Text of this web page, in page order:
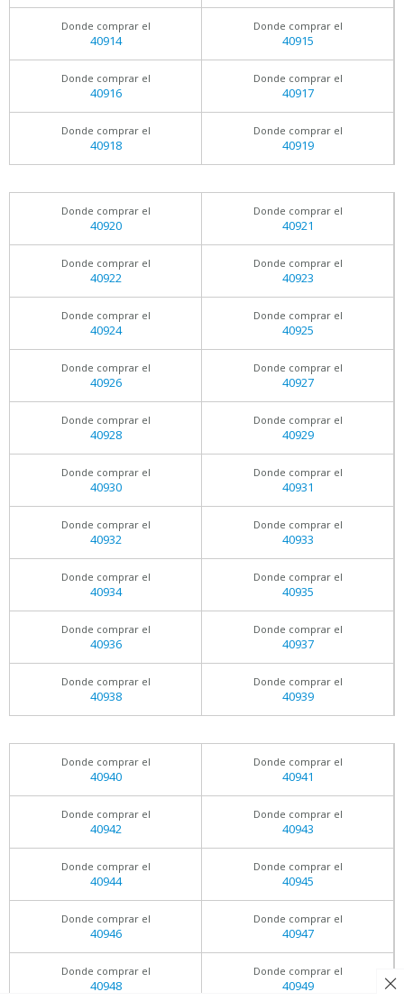
Donde comprar el
40914
Donde comprar el
40915
Donde comprar el
40916
Donde comprar el
40917
Donde comprar el
40918
Donde comprar el
40919
Donde comprar el
40920
Donde comprar el
40921
Donde comprar el
40922
Donde comprar el
40923
Donde comprar el
40924
Donde comprar el
40925
Donde comprar el
40926
Donde comprar el
40927
Donde comprar el
40928
Donde comprar el
40929
Donde comprar el
40930
Donde comprar el
40931
Donde comprar el
40932
Donde comprar el
40933
Donde comprar el
40934
Donde comprar el
40935
Donde comprar el
40936
Donde comprar el
40937
Donde comprar el
40938
Donde comprar el
40939
Donde comprar el
40940
Donde comprar el
40941
Donde comprar el
40942
Donde comprar el
40943
Donde comprar el
40944
Donde comprar el
40945
Donde comprar el
40946
Donde comprar el
40947
Donde comprar el
40948
Donde comprar el
40949